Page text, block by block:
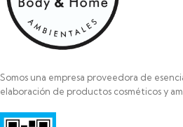
Somos una empresa proveedora de
elaboración de productos cosméticos y